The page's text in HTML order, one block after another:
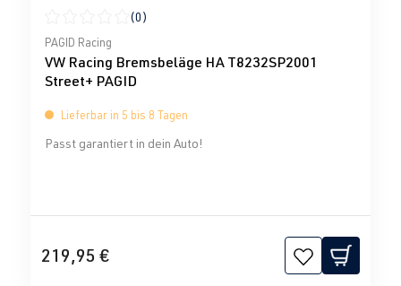
Durchschnittliche Bewertung von 0 von 5 Sternen
(0)
PAGID Racing
VW Racing Bremsbeläge HA T8232SP2001
Street+ PAGID
Lieferbar in 5 bis 8 Tagen
Passt garantiert in dein Auto!
219,95 €